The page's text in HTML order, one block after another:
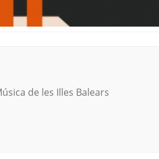
de les Illes Balears